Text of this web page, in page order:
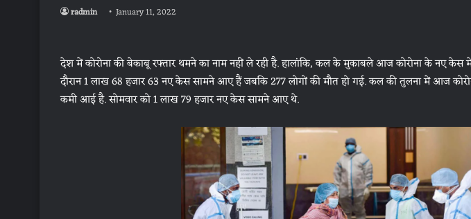
radmin January 11, 2022
देश में कोरोना की बेकाबू रफ्तार थमने का नाम नहीं ले रही है. हालांकि, कल के मुकाबले आज कोरोना के नए
दौरान 1 लाख 68 हजार 63 नए केस सामने आए हैं जबकि 277 लोगों की मौत हो गई. कल की तुलना में आज
कमी आई है. सोमवार को 1 लाख 79 हजार नए केस सामने आए थे.